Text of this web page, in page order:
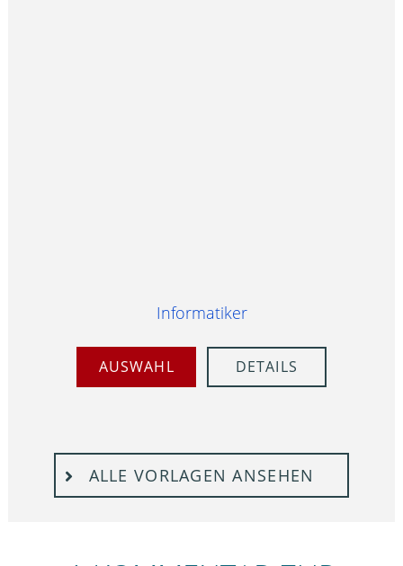
Informatiker
AUSWAHL DETAILS
ALLE VORLAGEN ANSEHEN